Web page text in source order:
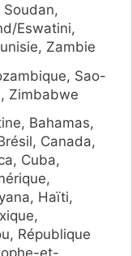
Soudan,
Eswatini,
Zambie
Sao-
Zimbabwe
Bahamas,
Canada,
Cuba,
Haïti,
République